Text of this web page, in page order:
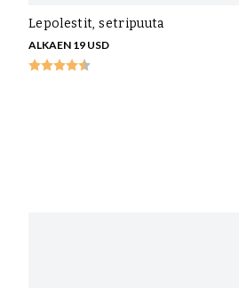
Lepolestit, setripuuta
ALKAEN 19 USD